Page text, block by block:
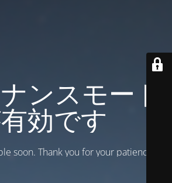
ンスモード
効です
soon. Thank you for your patience!